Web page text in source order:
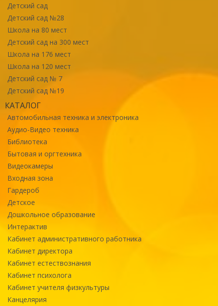
Детский сад
Детский сад №28
Школа на 80 мест
Детский сад на 300 мест
Школа на 176 мест
Школа на 120 мест
Детский сад № 7
Детский сад №19
КАТАЛОГ
Автомобильная техника и электроника
Аудио-Видео техника
Библиотека
Бытовая и оргтехника
Видеокамеры
Входная зона
Гардероб
Детское
Дошкольное образование
Интерактив
Кабинет административного работника
Кабинет директора
Кабинет естествознания
Кабинет психолога
Кабинет учителя физкультуры
Канцелярия